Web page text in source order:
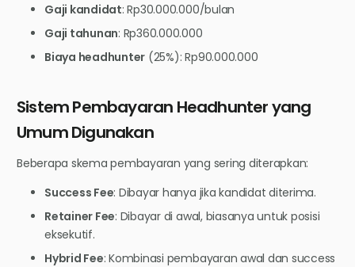
Gaji kandidat: Rp30.000.000/bulan
Gaji tahunan: Rp360.000.000
Biaya headhunter (25%): Rp90.000.000
Sistem Pembayaran Headhunter yang
Umum Digunakan
Beberapa skema pembayaran yang sering diterapkan:
Success Fee: Dibayar hanya jika kandidat diterima.
Retainer Fee: Dibayar di awal, biasanya untuk posisi
eksekutif.
Hybrid Fee: Kombinasi pembayaran awal dan success